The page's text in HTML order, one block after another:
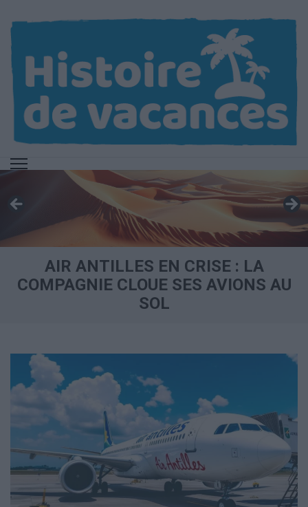
contenu
(Pressez
Entrée)
AIR ANTILLES EN CRISE : LA
COMPAGNIE CLOUE SES AVIONS AU
SOL